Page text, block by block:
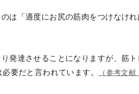
は「適度にお尻の筋肉をつけなけ
発達させることになりますが、筋
要だと言われています。
（参考文